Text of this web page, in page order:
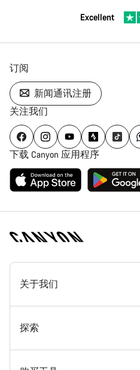
Excellent
订阅
新闻通讯注册
关注我们
下载 Canyon 应用程序
[footer.linksList.title]
关于我们
奖项
探索